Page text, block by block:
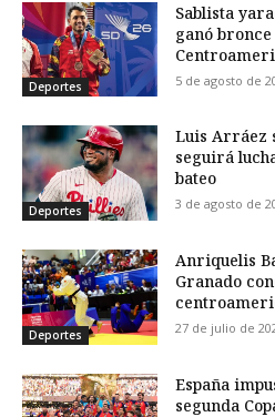
Deportes
Sablista
ganó bronce
5 de agosto de
Deportes
Luis Arráez
seguirá
bateo
3 de agosto de
Deportes
Anriquelis
Granado
27 de julio de
España
segunda